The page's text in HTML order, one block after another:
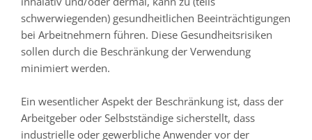
schwerwiegenden) gesundheitlichen Beeinträchtigungen
bei Arbeitnehmern führen. Diese Gesundheitsrisiken
sollen durch die Beschränkung der Verwendung
minimiert werden.
Ein wesentlicher Aspekt der Beschränkung ist, dass der
Arbeitgeber oder Selbstständige sicherstellt, dass
industrielle oder gewerbliche Anwender vor der